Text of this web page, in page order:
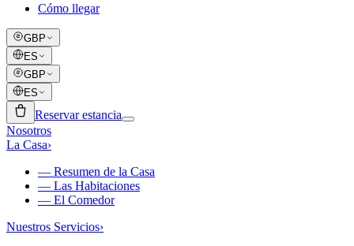
Cómo llegar
GBP
ES
GBP
ES
Reservar estancia
Nosotros
La Casa›
— Resumen de la Casa
— Las Habitaciones
— El Comedor
Nuestros Servicios›